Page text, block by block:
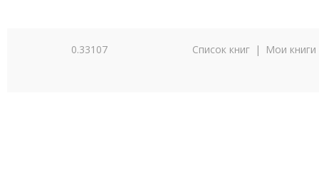
0.33107 Список книг | Мои книги